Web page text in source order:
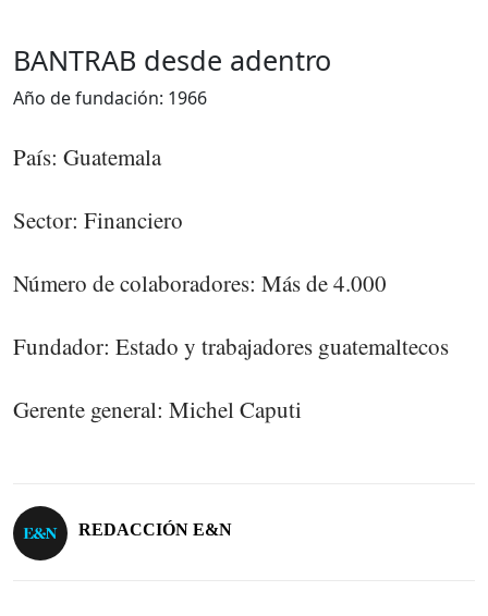
BANTRAB desde adentro
Año de fundación: 1966
País: Guatemala
Sector: Financiero
Número de colaboradores: Más de 4.000
Fundador: Estado y trabajadores guatemaltecos
Gerente general: Michel Caputi
REDACCIÓN E&N